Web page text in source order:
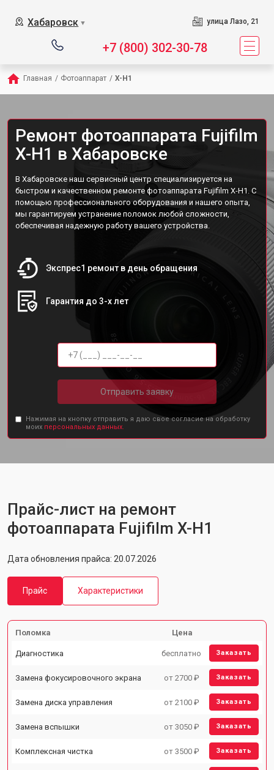
Хабаровск ▼ улица Лазо, 21
+7 (800) 302-30-78
Главная / Фотоаппарат / X-H1
Ремонт фотоаппарата Fujifilm
X-H1 в Хабаровске
В Хабаровске наш сервисный центр специализируется на
быстром и качественном ремонте фотоаппарата Fujifilm X-H1. С
помощью профессионального оборудования и нашего опыта,
мы гарантируем устранение поломок любой сложности,
обеспечивая надежную работу вашего устройства.
Экспрес1 ремонт в день обращения
Гарантия до 3-х лет
Отправить заявку
Нажимая на кнопку отправить я даю свое согласие на обработку
моих персональных данных.
Прайс-лист на ремонт
фотоаппарата Fujifilm X-H1
Дата обновления прайса: 20.07.2026
Прайс Характеристики
Поломка Цена
Диагностика бесплатно Заказать
Замена фокусировочного экрана от 2700 ₽ Заказать
Замена диска управления от 2100 ₽ Заказать
Замена вспышки от 3050 ₽ Заказать
Комплексная чистка от 3500 ₽ Заказать